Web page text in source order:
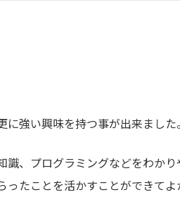
に強い興味を持つ事が出来まし
識、プログラミングなどをわか
ったことを活かすことができてよ